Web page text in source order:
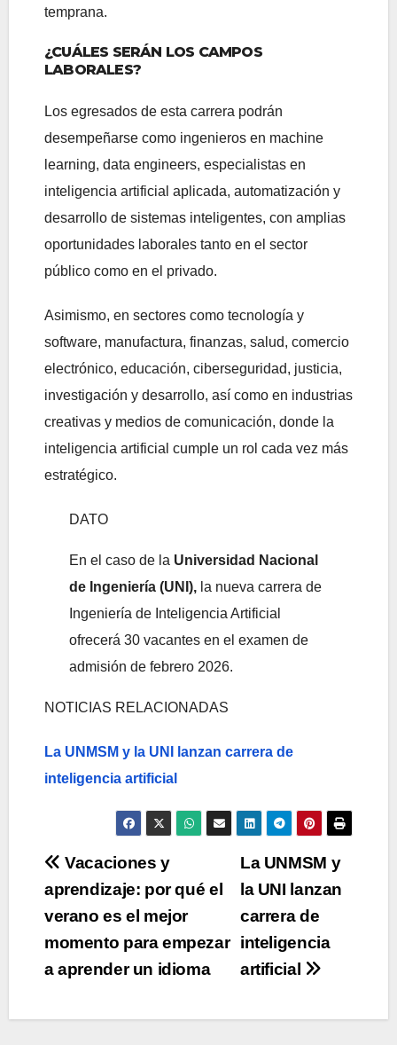
temprana.
¿CUÁLES SERÁN LOS CAMPOS
LABORALES?
Los egresados de esta carrera podrán
desempeñarse como ingenieros en machine
learning, data engineers, especialistas en
inteligencia artificial aplicada, automatización y
desarrollo de sistemas inteligentes, con amplias
oportunidades laborales tanto en el sector
público como en el privado.
Asimismo, en sectores como tecnología y
software, manufactura, finanzas, salud, comercio
electrónico, educación, ciberseguridad, justicia,
investigación y desarrollo, así como en industrias
creativas y medios de comunicación, donde la
inteligencia artificial cumple un rol cada vez más
estratégico.
DATO
En el caso de la Universidad Nacional
de Ingeniería (UNI),la nueva carrera de
Ingeniería de Inteligencia Artificial
ofrecerá 30 vacantes en el examen de
admisión de febrero 2026.
NOTICIAS RELACIONADAS
La UNMSM y la UNI lanzan carrera de
inteligencia artificial
Navegación
de
entradas
La UNMSM y
la UNI lanzan
carrera de
inteligencia
artificial
Vacaciones y
aprendizaje: por qué el
verano es el mejor
momento para empezar
a aprender un idioma